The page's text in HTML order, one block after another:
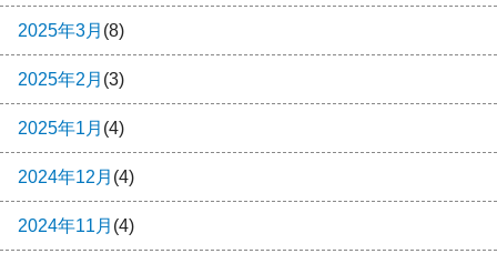
2025年3月 (8)
2025年2月 (3)
2025年1月 (4)
2024年12月 (4)
2024年11月 (4)